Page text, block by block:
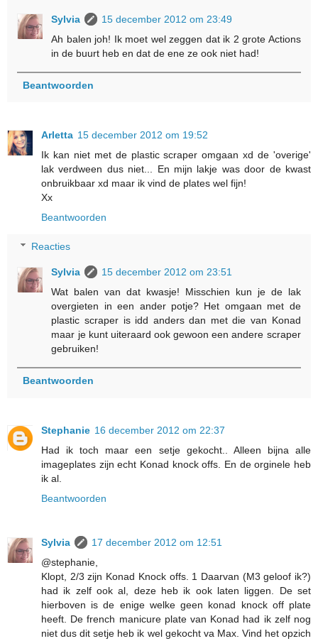
Sylvia
15 december 2012 om 23:49
Ah balen joh! Ik moet wel zeggen dat ik 2 grote Actions
in de buurt heb en dat de ene ze ook niet had!
Beantwoorden
Arletta 15 december 2012 om 19:52
Ik kan niet met de plastic scraper omgaan xd de 'overige'
lak verdween dus niet... En mijn lakje was door de kwast
onbruikbaar xd maar ik vind de plates wel fijn!
Xx
Beantwoorden
Reacties
Sylvia
15 december 2012 om 23:51
Wat balen van dat kwasje! Misschien kun je de lak
overgieten in een ander potje? Het omgaan met de
plastic scraper is idd anders dan met die van Konad
maar je kunt uiteraard ook gewoon een andere scraper
gebruiken!
Beantwoorden
Stephanie 16 december 2012 om 22:37
Had ik toch maar een setje gekocht.. Alleen bijna alle
imageplates zijn echt Konad knock offs. En de orginele heb
ik al.
Beantwoorden
Sylvia
17 december 2012 om 12:51
@stephanie,
Klopt, 2/3 zijn Konad Knock offs. 1 Daarvan (M3 geloof ik?)
had ik zelf ook al, deze heb ik ook laten liggen. De set
hierboven is de enige welke geen konad knock off plate
heeft. De french manicure plate van Konad had ik zelf nog
niet dus dit setje heb ik wel gekocht va Max. Vind het opzich